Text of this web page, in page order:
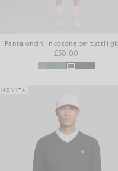
£50.00
NOVITÀ